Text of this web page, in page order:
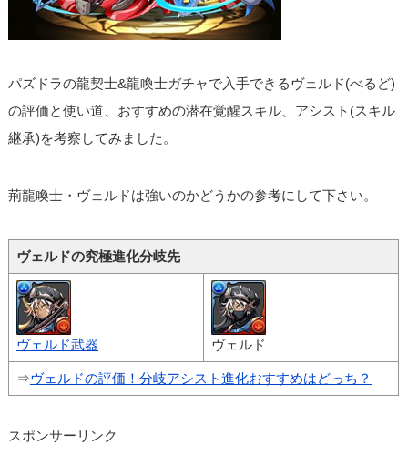
パズドラの龍契士&龍喚士ガチャで入手できるヴェルド(べるど)
の評価と使い道、おすすめの潜在覚醒スキル、アシスト(スキル
継承)を考察してみました。
荊龍喚士・ヴェルドは強いのかどうかの参考にして下さい。
ヴェルドの究極進化分岐先
ヴェルド武器 ヴェルド
⇒ヴェルドの評価！分岐アシスト進化おすすめはどっち？
スポンサーリンク